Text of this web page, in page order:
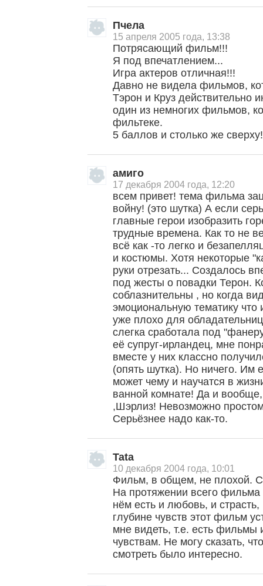
Пчела
15 апреля 2005 года, 13:38
Потрясающий фильм!!!
Я под впечатлением...
Игра актеров отличная!!!
Давно не видела фильмов,
Тэрон и Круз действительно
один из немногих фильмов,
фильтеке.
5 баллов и столько же сверху!
амиго
17 декабря 2004 года, 12:20
всем привет! тема фильма
войну! (это шутка) А если
главные герои изобразить
трудные времена. Как то не
всё как -то легко и
и костюмы. Хотя некоторые
руки отрезать... Создалось
под жесты о повадки Терон.
соблазнительны , но когда
эмоциональную тематику
уже плохо для
слегка сработала под
её супруг-ирландец, мне
вместе у них классно
(опять шутка). Но ничего. Им
может чему и научатся в
ванной комнате! Да и
,Шэрлиз! Невозможно
Серьёзнее надо как-то.
Tata
10 декабря 2004 года, 10:01
Фильм, в общем, не плохой.
На протяжении всего фильма
нём есть и любовь, и
глубине чувств этот фильм
мне видеть, т.е. есть
чувствам. Не могу сказать,
смотреть было интересно.